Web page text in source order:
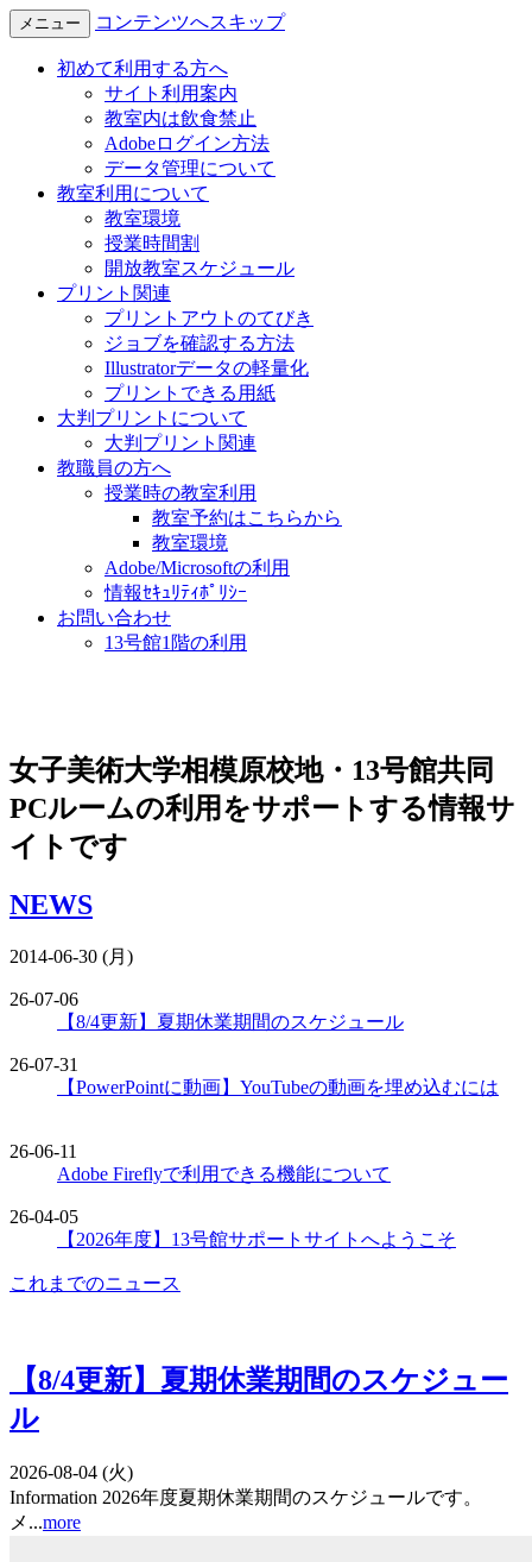
メニュー コンテンツへスキップ
初めて利用する方へ
サイト利用案内
教室内は飲食禁止
Adobeログイン方法
データ管理について
教室利用について
教室環境
授業時間割
開放教室スケジュール
プリント関連
プリントアウトのてびき
ジョブを確認する方法
Illustratorデータの軽量化
プリントできる用紙
大判プリントについて
大判プリント関連
教職員の方へ
授業時の教室利用
教室予約はこちらから
教室環境
Adobe/Microsoftの利用
情報ｾｷｭﾘﾃｨﾎﾟﾘｼｰ
お問い合わせ
13号館1階の利用
女子美術大学相模原校地・13号館共同
PCルームの利用をサポートする情報サ
イトです
NEWS
2014-06-30 (月)
26-07-06
【8/4更新】夏期休業期間のスケジュール
26-07-31
【PowerPointに動画】YouTubeの動画を埋め込むには
26-06-11
Adobe Fireflyで利用できる機能について
26-04-05
【2026年度】13号館サポートサイトへようこそ
これまでのニュース
【8/4更新】夏期休業期間のスケジュー
ル
2026-08-04 (火)
Information 2026年度夏期休業期間のスケジュールです。
メ...more